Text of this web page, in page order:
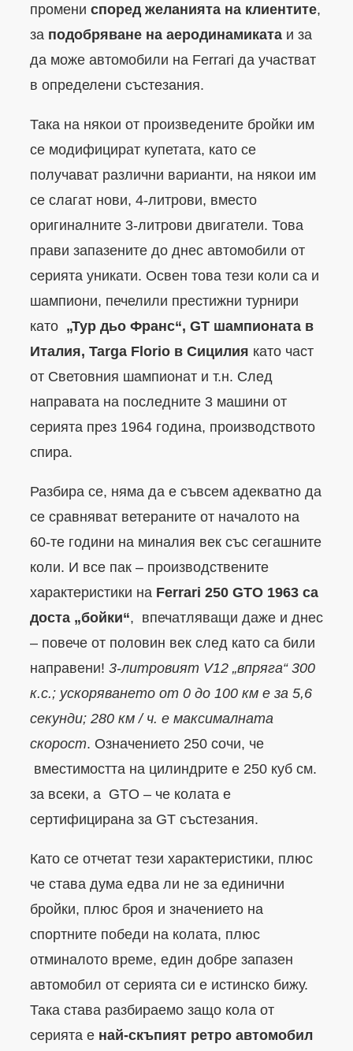
промени според желанията на клиентите,
за подобряване на аеродинамиката и за
да може автомобили на Ferrari да участват
в определени състезания.
Така на някои от произведените бройки им
се модифицират купетата, като се
получават различни варианти, на някои им
се слагат нови, 4-литрови, вместо
оригиналните 3-литрови двигатели. Това
прави запазените до днес автомобили от
серията уникати. Освен това тези коли са и
шампиони, печелили престижни турнири
като „Тур дьо Франс“, GT шампионата в
Италия, Targa Florio в Сицилия като част
от Световния шампионат и т.н. След
направата на последните 3 машини от
серията през 1964 година, производството
спира.
Разбира се, няма да е съвсем адекватно да
се сравняват ветераните от началото на
60-те години на миналия век със сегашните
коли. И все пак – производствените
характеристики на Ferrari 250 GTO 1963 са
доста „бойки“, впечатляващи даже и днес
– повече от половин век след като са били
направени! 3-литровият V12 „впряга“ 300
к.с.; ускоряването от 0 до 100 км е за 5,6
секунди; 280 км / ч. е максималната
скорост. Означението 250 сочи, че
вместимостта на цилиндрите е 250 куб см.
за всеки, а GTO – че колата е
сертифицирана за GT състезания.
Като се отчетат тези характеристики, плюс
че става дума едва ли не за единични
бройки, плюс броя и значението на
спортните победи на колата, плюс
отминалото време, един добре запазен
автомобил от серията си е истинско бижу.
Така става разбираемо защо кола от
серията е най-скъпият ретро автомобил